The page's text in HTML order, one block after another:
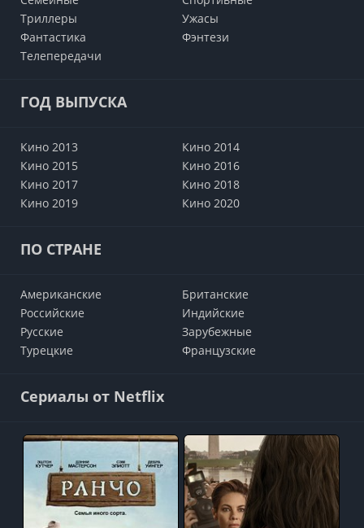
Триллеры
Ужасы
Фантастика
Фэнтези
Телепередачи
ГОД ВЫПУСКА
Кино 2013
Кино 2014
Кино 2015
Кино 2016
Кино 2017
Кино 2018
Кино 2019
Кино 2020
ПО СТРАНЕ
Американские
Британские
Российские
Индийские
Русские
Зарубежные
Турецкие
Французские
Сериалы от Netflix